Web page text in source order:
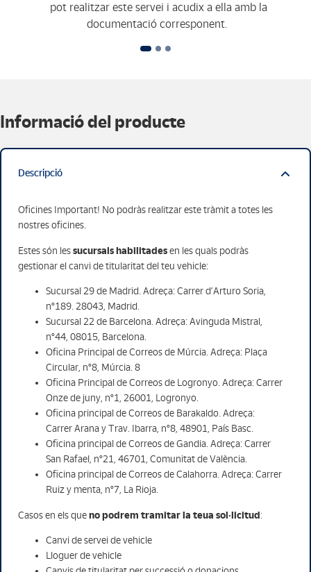
pot realitzar este servei i acudix a ella amb la
documentació corresponent.
Informació del producte
Descripció
Oficines Important! No podràs realitzar este tràmit a totes les
nostres oficines.
Estes són lessucursals habilitadesen les quals podràs
gestionar el canvi de titularitat del teu vehicle:
Sucursal 29 de Madrid. Adreça: Carrer d’Arturo Soria,
nº189. 28043, Madrid.
Sucursal 22 de Barcelona. Adreça: Avinguda Mistral,
nº44, 08015, Barcelona.
Oficina Principal de Correos de Múrcia. Adreça: Plaça
Circular, nº8, Múrcia. 8
Oficina Principal de Correos de Logronyo. Adreça: Carrer
Onze de juny, nº1, 26001, Logronyo.
Oficina principal de Correos de Barakaldo. Adreça:
Carrer Arana y Trav. Ibarra, nº8, 48901, País Basc.
Oficina principal de Correos de Gandia. Adreça: Carrer
San Rafael, nº21, 46701, Comunitat de València.
Oficina principal de Correos de Calahorra. Adreça: Carrer
Ruiz y menta, nº7, La Rioja.
Casos en els queno podrem tramitar la teua sol·licitud:
Canvi de servei de vehicle
Lloguer de vehicle